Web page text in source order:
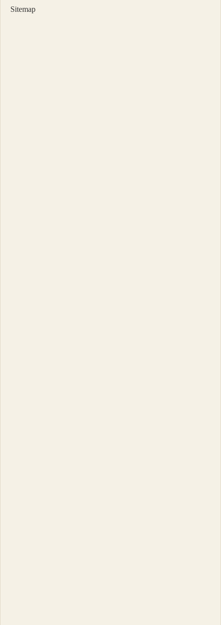
Sitemap